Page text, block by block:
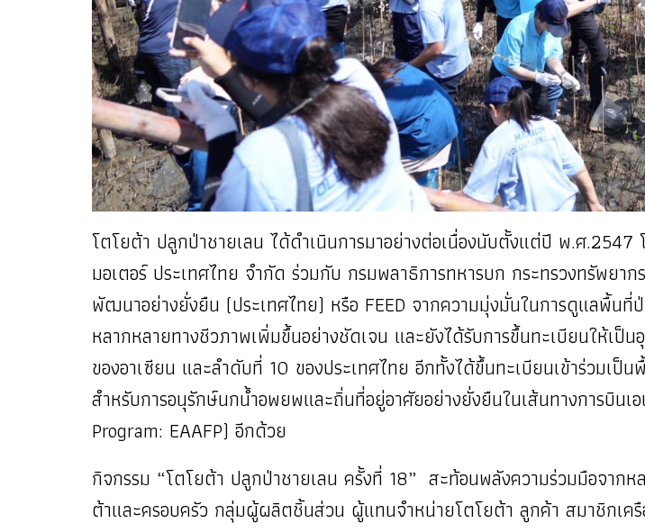
โตโยต้า ปลูกป่าชายเลน ได้ดำเนินการมาอย่างต่อเนื่องนับตั้งแต่ปี พ.ศ.2547
มอเตอร์ ประเทศไทย จำกัด ร่วมกับ กรมพลาธิการทหารบก กระทรวงทรัพย
พัฒนาอย่างยั่งยืน (ประเทศไทย) หรือ FEED จากความมุ่งมั่นในการดูแลพื้นที่
หลากหลายทางชีวภาพเพิ่มขึ้นอย่างชัดเจน และยังได้รับการขึ้นทะเบียนให้เ
ของอาเซียน และลำดับที่ 10 ของประเทศไทย อีกทั้งได้ขึ้นทะเบียนเข้าร่วมเ
สำหรับการอนุรักษ์นกน้ำอพยพและถิ่นที่อยู่อาศัยอย่างยั่งยืนในเส้นทางการบิ
Program: EAAFP) อีกด้วย
กิจกรรม “โตโยต้า ปลูกป่าชายเลน ครั้งที่ 18” สะท้อนพลังความร่วมมือจ
ต้าและครอบครัว กลุ่มผู้ผลิตชิ้นส่วน ผู้แทนจำหน่ายโตโยต้า ลูกค้า สมาชิกเค